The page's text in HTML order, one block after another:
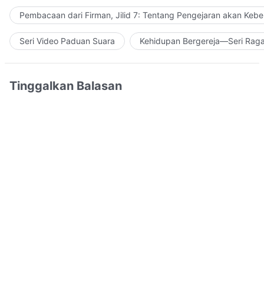
Pembacaan dari Firman, Jilid 7: Tentang Pengejaran akan
Seri Video Paduan Suara Kehidupan Bergereja—Seri
Tinggalkan Balasan